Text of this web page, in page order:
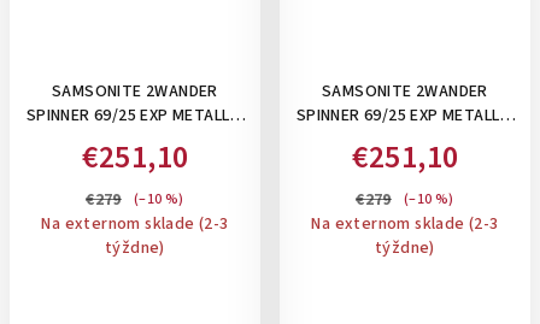
SAMSONITE 2WANDER
SPINNER 69/25 EXP METALLIC
STREDNÝ KUFOR,
ROZŠÍRITEĽNÝ
€251,10
€279 (–10 %)
Na externom sklade (2-3
týždne)
SAMSONITE 2WANDER
SPINNER 69/25 EXP METALLIC
KUFOR, ROZŠÍRITEĽNÝ
€251,10
€279 (–10 %)
Na externom sklade (2-3
týždne)